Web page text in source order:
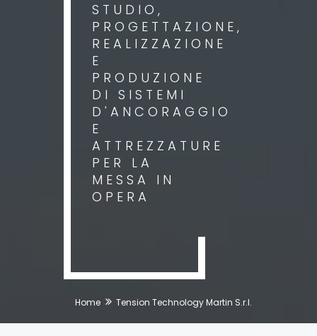
STUDIO,
PROGETTAZIONE,
REALIZZAZIONE
E
PRODUZIONE
DI SISTEMI
D'ANCORAGGIO
E
ATTREZZATURE
PER LA
MESSA IN
OPERA
Home Tension Technology Martin S.r.l.